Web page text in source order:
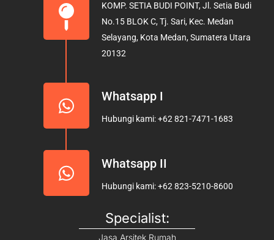
o
o
k
g
r
a
b
e
KOMP. SETIA BUDI POINT, Jl. Setia Budi
No.15 BLOK C, Tj. Sari, Kec. Medan
Selayang, Kota Medan, Sumatera Utara
20132
Whatsapp I
Hubungi kami: +62 821-7471-1683
Whatsapp II
Hubungi kami: +62 823-5210-8600
Specialist:
Jasa Arsitek Rumah